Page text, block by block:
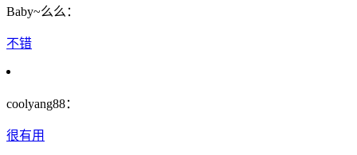
Baby~么么：
不错
coolyang88：
很有用